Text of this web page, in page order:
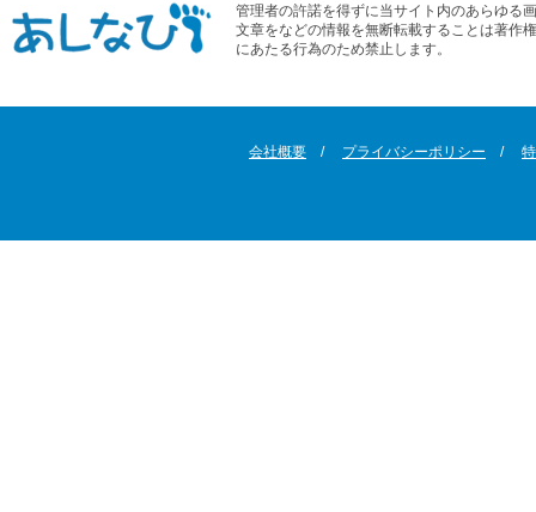
管理者の許諾を得ずに当サイト内のあらゆる
文章をなどの情報を無断転載することは著作
にあたる行為のため禁止します。
会社概要 プライバシーポリシー